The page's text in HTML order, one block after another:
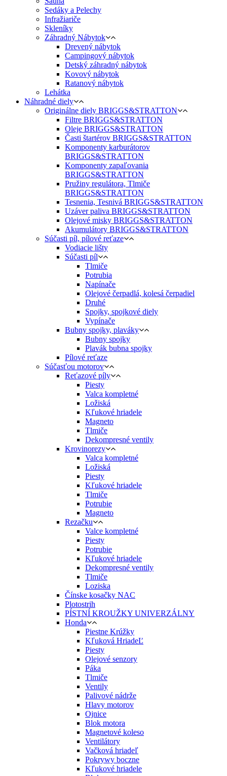
Sedáky a Pelechy
Infražiariče
Skleníky
Záhradný Nábytok
Drevený nábytok
Campingový nábytok
Detský záhradný nábytok
Kovový nábytok
Ratanový nábytok
Lehátka
Náhradné diely
Originálne diely BRIGGS&STRATTON
Filtre BRIGGS&STRATTON
Oleje BRIGGS&STRATTON
Časti štartérov BRIGGS&STRATTON
Komponenty karburátorov
BRIGGS&STRATTON
Komponenty zapaľovania
BRIGGS&STRATTON
Pružiny regulátora, Tlmiče
BRIGGS&STRATTON
Tesnenia, Tesnivá BRIGGS&STRATTON
Uzáver paliva BRIGGS&STRATTON
Olejové misky BRIGGS&STRATTON
Akumulátory BRIGGS&STRATTON
Súčasti píl, pílové reťaze
Vodiacie lišty
Súčasti píl
Tlmiče
Potrubia
Napínače
Olejové čerpadlá, kolesá čerpadiel
Druhé
Spojky, spojkové diely
Vypínače
Bubny spojky, plaváky
Bubny spojky
Plavák bubna spojky
Pílové reťaze
Súčasťou motorov
Reťazové píly
Piesty
Valca kompletné
Ložiská
Kľukové hriadele
Magneto
Tlmiče
Dekompresné ventily
Krovinorezy
Valca kompletné
Ložiská
Piesty
Kľukové hriadele
Tlmiče
Potrubie
Magneto
Rezačku
Valce kompletné
Piesty
Potrubie
Kľukové hriadele
Dekompresné ventily
Tlmiče
Loziska
Čínske kosačky NAC
Plotostrih
PÍSTNÍ KROUŽKY UNIVERZÁLNY
Honda
Piestne Krúžky
Kľuková HriadeĽ
Piesty
Olejové senzory
Páka
Tlmiče
Ventily
Palivové nádrže
Hlavy motorov
Ojnice
Blok motora
Magnetové koleso
Ventilátory
Vačková hriadeľ
Pokrywy boczne
Kľukové hriadele